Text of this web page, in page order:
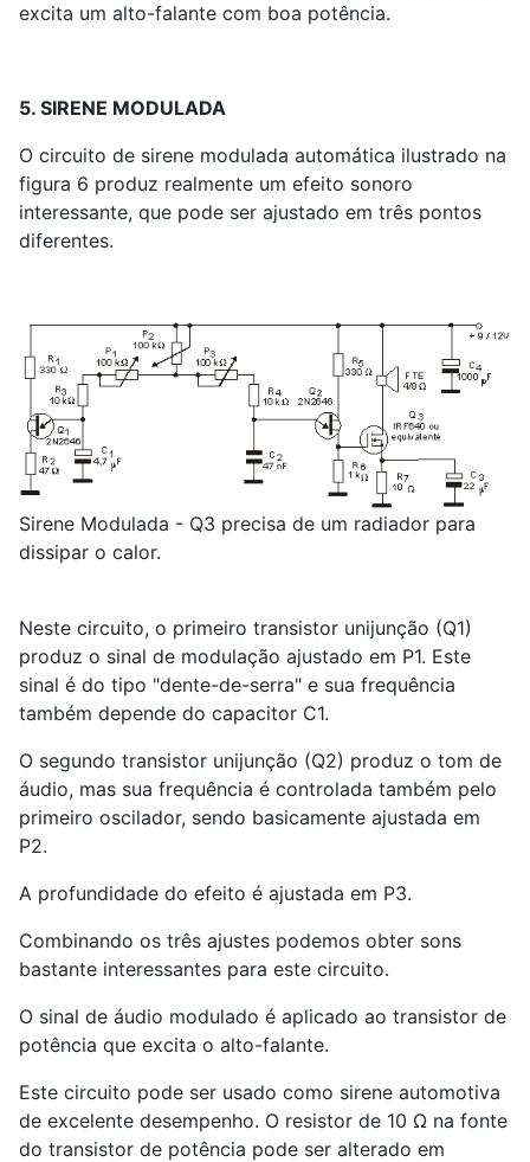
excita um alto-falante com boa potência.
5. SIRENE MODULADA
O circuito de sirene modulada automática ilustrado na
figura 6 produz realmente um efeito sonoro
interessante, que pode ser ajustado em três pontos
diferentes.
Sirene Modulada - Q3 precisa de um radiador para
dissipar o calor.
Neste circuito, o primeiro transistor unijunção (Q1)
produz o sinal de modulação ajustado em P1. Este
sinal é do tipo "dente-de-serra" e sua frequência
também depende do capacitor C1.
O segundo transistor unijunção (Q2) produz o tom de
áudio, mas sua frequência é controlada também pelo
primeiro oscilador, sendo basicamente ajustada em
P2.
A profundidade do efeito é ajustada em P3.
Combinando os três ajustes podemos obter sons
bastante interessantes para este circuito.
O sinal de áudio modulado é aplicado ao transistor de
potência que excita o alto-falante.
Este circuito pode ser usado como sirene automotiva
de excelente desempenho. O resistor de 10 Ω na fonte
do transistor de potência pode ser alterado em